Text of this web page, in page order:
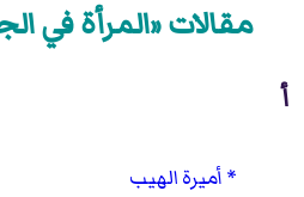
مقالات «المرأة في
أ
أميرة الهيب